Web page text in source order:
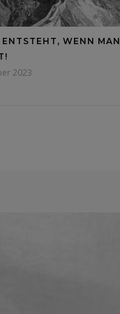
ENTSTEHT, WENN MAN
2023